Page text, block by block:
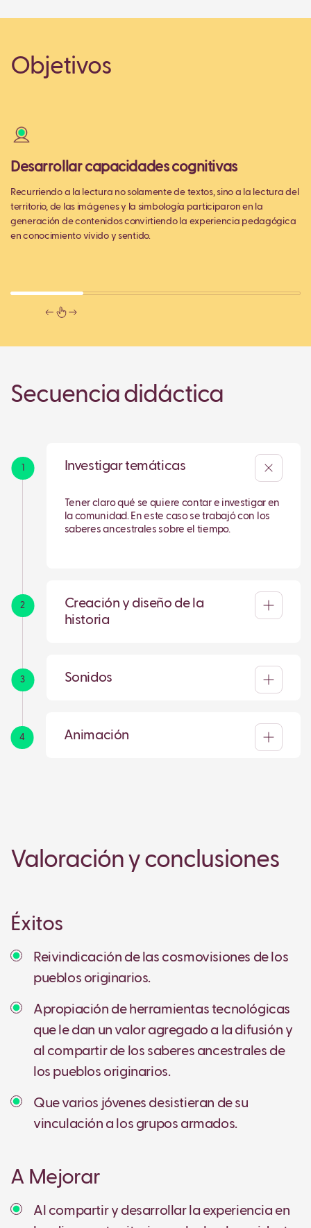
Objetivos
Desarrollar capacidades cognitivas
Recurriendo a la lectura no solamente de textos, sino a la lectura del
territorio, de las imágenes y la simbología participaron en la
generación de contenidos convirtiendo la experiencia pedagógica
en conocimiento vívido y sentido.
Secuencia didáctica
1 Investigar temáticas
Tener claro qué se quiere contar e investigar en
la comunidad. En este caso se trabajó con los
saberes ancestrales sobre el tiempo.
2
Creación y diseño de la
historia
3 Sonidos
4 Animación
Valoración y conclusiones
Éxitos
Reivindicación de las cosmovisiones de los
pueblos originarios.
Apropiación de herramientas tecnológicas
que le dan un valor agregado a la difusión y
al compartir de los saberes ancestrales de
los pueblos originarios.
Que varios jóvenes desistieran de su
vinculación a los grupos armados.
A Mejorar
Al compartir y desarrollar la experiencia en